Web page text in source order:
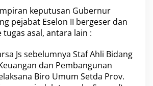
keputusan Gubernur
pejabat Eselon II bergeser dan
asal, antara lain :
Js sebelumnya Staf Ahli Bidang
dan Pembangunan
Biro Umum Setda Prov.